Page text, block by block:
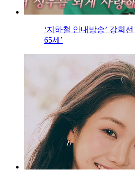
‘지하철 안내방송’ 강희
65세’